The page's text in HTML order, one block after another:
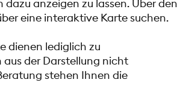
anzeigen zu lassen. Über den
eine interaktive Karte suchen.
dienen lediglich zu
der Darstellung nicht
stehen Ihnen die